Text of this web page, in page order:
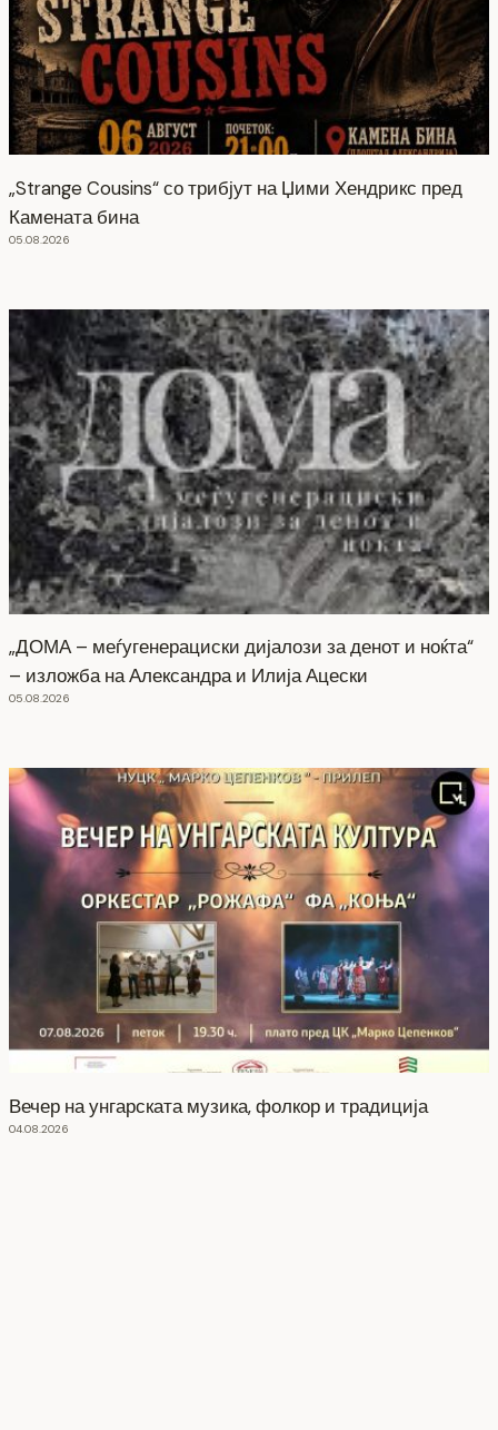
„Strange Cousins“ со трибјут на Џими Хендрикс пред
Камената бина
05.08.2026
„ДОМА – меѓугенерациски дијалози за денот и ноќта“
– изложба на Александра и Илија Ацески
05.08.2026
Вечер на унгарската музика, фолкор и традиција
04.08.2026